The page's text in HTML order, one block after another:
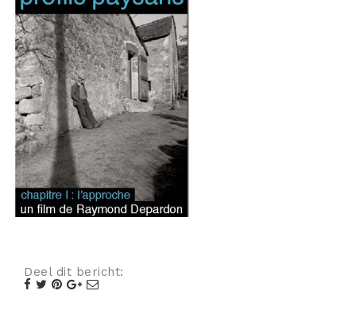
Musical
Oorlogsfilm
Romantische komedie
Thriller
Deel dit bericht: